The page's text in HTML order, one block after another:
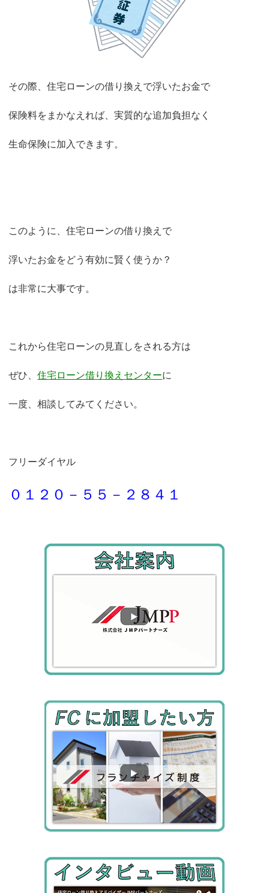
その際、住宅ローンの借り換えで浮いたお金で
保険料をまかなえれば、実質的な追加負担なく
生命保険に加入できます。
このように、住宅ローンの借り換えで
浮いたお金をどう有効に賢く使うか？
は非常に大事です。
これから住宅ローンの見直しをされる方は
ぜひ、住宅ローン借り換えセンターに
一度、相談してみてください。
フリーダイヤル
０１２０－５５－２８４１